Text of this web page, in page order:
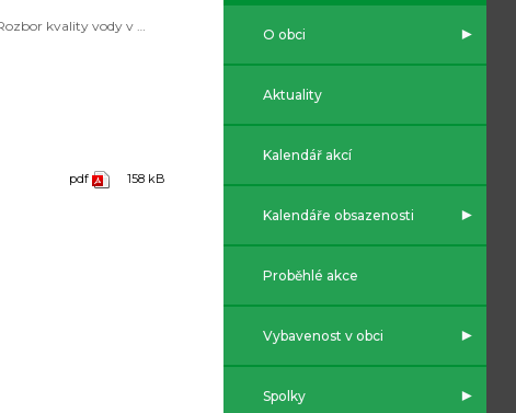
Rozbor kvality vody v Koretince
pdf 158 kB
O obci
Aktuality
Kalendář akcí
Kalendáře obsazenosti
Proběhlé akce
Vybavenost v obci
Spolky